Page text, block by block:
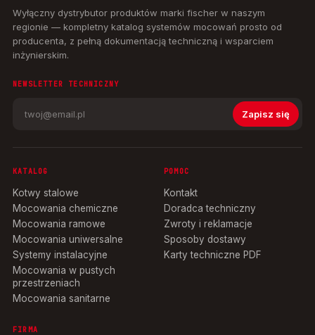
Wyłączny dystrybutor produktów marki fischer w naszym
regionie — kompletny katalog systemów mocowań prosto od
producenta, z pełną dokumentacją techniczną i wsparciem
inżynierskim.
NEWSLETTER TECHNICZNY
Zapisz się
KATALOG
Kotwy stalowe
Mocowania chemiczne
Mocowania ramowe
Mocowania uniwersalne
Systemy instalacyjne
Mocowania w pustych
przestrzeniach
Mocowania sanitarne
POMOC
Kontakt
Doradca techniczny
Zwroty i reklamacje
Sposoby dostawy
Karty techniczne PDF
FIRMA